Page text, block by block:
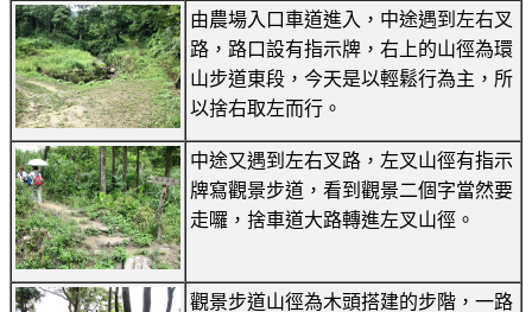
由農場入口車道進入，中途遇到左右叉
路，路口設有指示牌，右上的山徑為環
山步道東段，今天是以輕鬆行為主，所
以捨右取左而行。
中途又遇到左右叉路，左叉山徑有指示
牌寫觀景步道，看到觀景二個字當然要
走囉，捨車道大路轉進左叉山徑。
觀景步道山徑為木頭搭建的步階，一路